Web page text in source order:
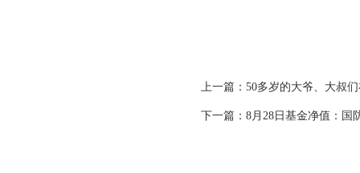
上一篇： 50多岁的大爷、大叔
下一篇： 8月28日基金净值：国